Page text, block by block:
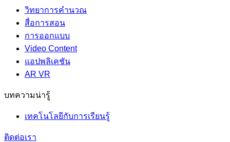
วิทยาการคำนวณ
สื่อการสอน
การออกแบบ
Video Content
แอปพลิเคชัน
AR VR
บทความน่ารู้
เทคโนโลยีกับการเรียนรู้
ติดต่อเรา